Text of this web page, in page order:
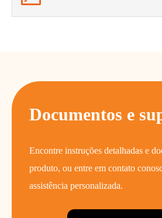
Documentos e
Encontre instruções detalhadas e
produto, ou entre em contato
assistência personalizada.